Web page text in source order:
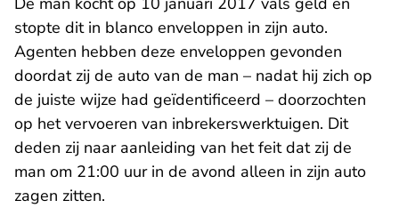
stopte dit in blanco enveloppen in zijn auto.
Agenten hebben deze enveloppen gevonden
doordat zij de auto van de man – nadat hij zich op
de juiste wijze had geïdentificeerd – doorzochten
op het vervoeren van inbrekerswerktuigen. Dit
deden zij naar aanleiding van het feit dat zij de
man om 21:00 uur in de avond alleen in zijn auto
zagen zitten.